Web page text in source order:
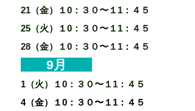
21（金）１0：３０〜１1：４５
25（火）１0：３０〜１1：４５
28（金）１0：３０〜１1：４５
9月
1（火）１0：３０〜１1：４５
4（金）１0：３０〜１1：４５